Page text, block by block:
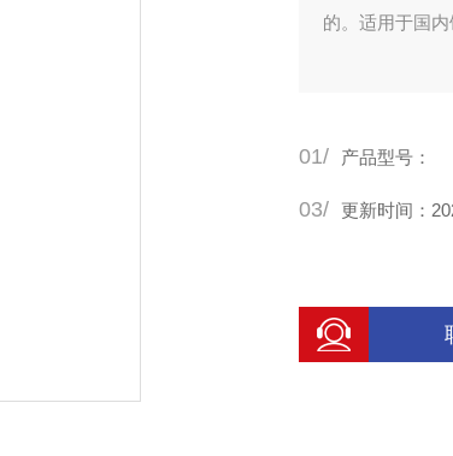
的。适用于国
01/ 产品型号：
03/ 更新时间：